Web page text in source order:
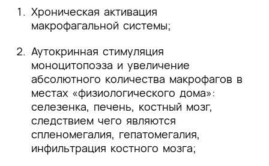
Хроническая активация
макрофагальной системы;
Аутокринная стимуляция
моноцитопоэза и увеличение
абсолютного количества макрофагов в
местах «физиологического дома»:
селезенка, печень, костный мозг,
следствием чего являются
спленомегалия, гепатомегалия,
инфильтрация костного мозга;